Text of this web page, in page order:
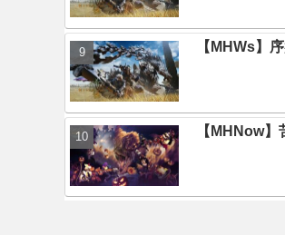
【MHWs】
【MHNow